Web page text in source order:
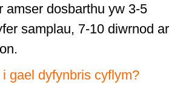
amser dosbarthu yw 3-5
samplau, 7-10 diwrnod ar
gael dyfynbris cyflym?